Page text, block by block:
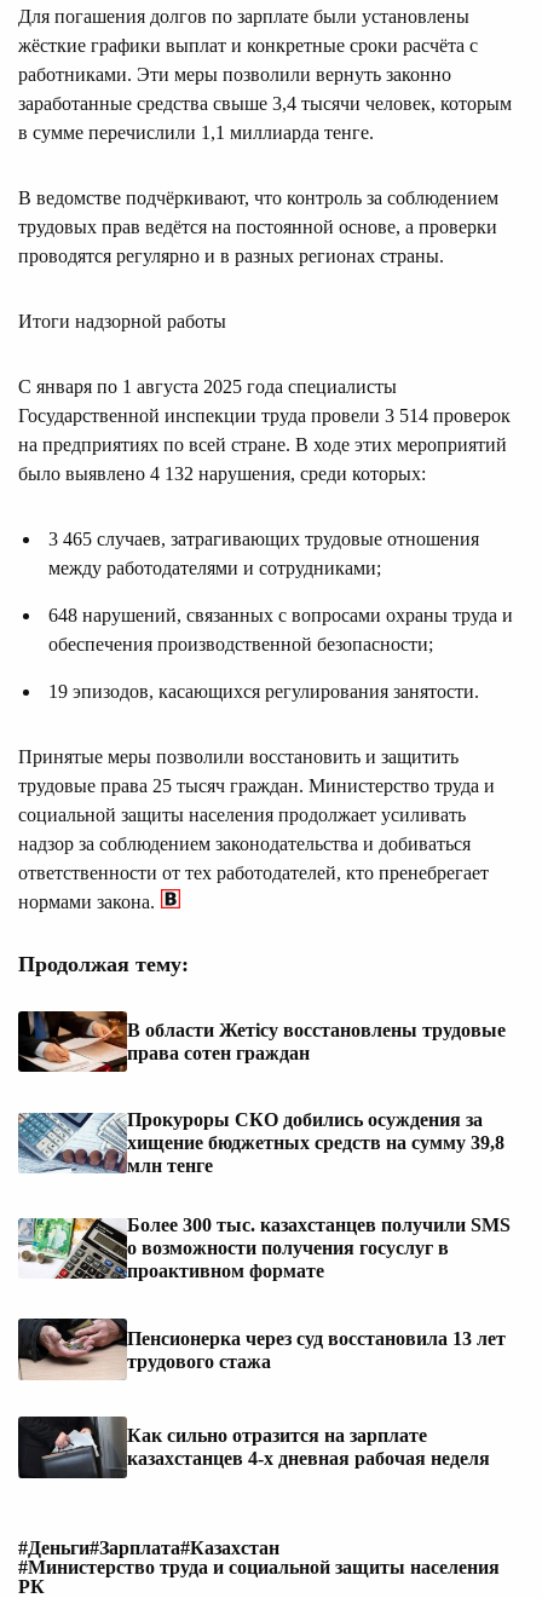
Для погашения долгов по зарплате были установлены
жёсткие графики выплат и конкретные сроки расчёта с
работниками. Эти меры позволили вернуть законно
заработанные средства свыше 3,4 тысячи человек, которым
в сумме перечислили 1,1 миллиарда тенге.
В ведомстве подчёркивают, что контроль за соблюдением
трудовых прав ведётся на постоянной основе, а проверки
проводятся регулярно и в разных регионах страны.
Итоги надзорной работы
С января по 1 августа 2025 года специалисты
Государственной инспекции труда провели 3 514 проверок
на предприятиях по всей стране. В ходе этих мероприятий
было выявлено 4 132 нарушения, среди которых:
3 465 случаев, затрагивающих трудовые отношения
между работодателями и сотрудниками;
648 нарушений, связанных с вопросами охраны труда и
обеспечения производственной безопасности;
19 эпизодов, касающихся регулирования занятости.
Принятые меры позволили восстановить и защитить
трудовые права 25 тысяч граждан. Министерство труда и
социальной защиты населения продолжает усиливать
надзор за соблюдением законодательства и добиваться
ответственности от тех работодателей, кто пренебрегает
нормами закона.
Продолжая тему:
В области Жетісу восстановлены трудовые
права сотен граждан
Прокуроры СКО добились осуждения за
хищение бюджетных средств на сумму 39,8
млн тенге
Более 300 тыс. казахстанцев получили SMS
о возможности получения госуслуг в
проактивном формате
Пенсионерка через суд восстановила 13 лет
трудового стажа
Как сильно отразится на зарплате
казахстанцев 4-х дневная рабочая неделя
#Деньги#Зарплата#Казахстан
#Министерство труда и социальной защиты населения
РК